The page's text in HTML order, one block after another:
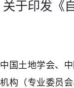
关于印发《
中国土地学会、
机构（专业委员